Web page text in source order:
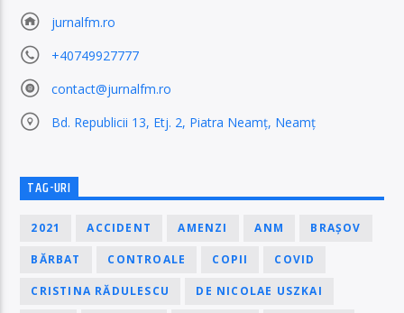
jurnalfm.ro
+40749927777
contact@jurnalfm.ro
Bd. Republicii 13, Etj. 2, Piatra Neamț, Neamț
TAG-URI
2021 ACCIDENT AMENZI ANM BRAȘOV
BĂRBAT CONTROALE COPII COVID
CRISTINA RĂDULESCU DE NICOLAE USZKAI